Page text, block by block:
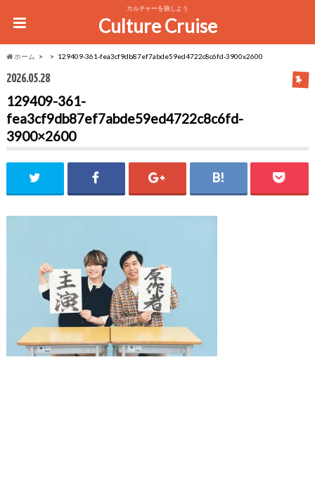
カルチャーを旅しよう
Culture Cruise
ホーム 129409-361-fea3cf9db87ef7abde59ed4722c8c6fd-3900x2600
2026.05.28
129409-361-
fea3cf9db87ef7abde59ed4722c8c6fd-
3900×2600